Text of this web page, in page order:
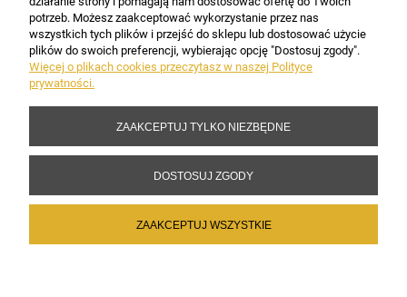
INFORMACJE
Copyright 2017-2026 Sakramento.pl
potrzeb. Możesz zaakceptować wykorzystanie przez nas
wszystkich tych plików i przejść do sklepu lub dostosować użycie
plików do swoich preferencji, wybierając opcję "Dostosuj zgody".
Więcej o plikach cookies przeczytasz w naszej Polityce
prywatności.
ZAAKCEPTUJ TYLKO NIEZBĘDNE
DOSTOSUJ ZGODY
ZAAKCEPTUJ WSZYSTKIE